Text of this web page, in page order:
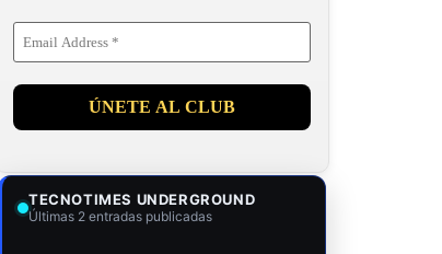
TECNOTIMES UNDERGROUND
Últimas 2 entradas publicadas